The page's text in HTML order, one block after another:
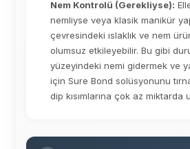
Nem Kontrolü (Gerekliyse):
nemliyse veya klasik manikür
çevresindeki ıslaklık ve nem
olumsuz etkileyebilir. Bu gibi
yüzeyindeki nemi gidermek ve
için Sure Bond solüsyonunu
dip kısımlarına çok az miktarda